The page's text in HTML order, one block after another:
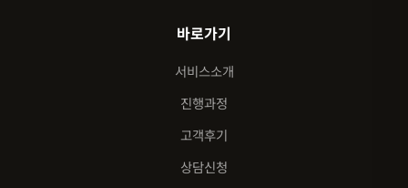
바로가기
서비스소개
진행과정
고객후기
상담신청